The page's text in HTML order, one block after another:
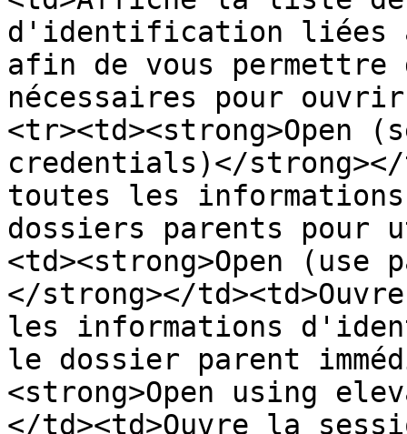
d'identification liées
afin de vous
nécessaires pour
<tr><td><strong>Open
credentials)</
toutes les
dossiers parents
<td><strong>Open
</strong></
les informations
le dossier parent
<strong>Open using
</td><td>Ouvre la